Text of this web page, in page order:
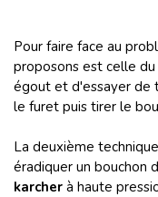
Pour faire face au
proposons est celle du
égout et d'essayer de
le furet puis tirer le
La deuxième
éradiquer un bouchon
karcher à haute